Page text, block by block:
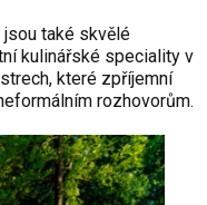
také skvělé
kulinářské speciality v
které zpříjemní
rozhovorům.